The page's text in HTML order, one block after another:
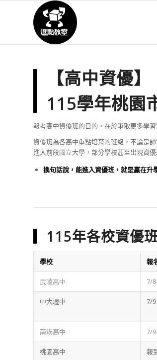
【高中資優】
115學年桃園
報考高中資優班的目的，在於爭取更多學
資優班為各高中重點培育的班級，不論是
進入前段國立大學，部分學校甚至出現資
換句話說，能進入資優班，就是贏在升
115年各校資優
學校 報
武陵高中 7/
中大壢中 7/9
南崁高中 7/
桃園高中 報